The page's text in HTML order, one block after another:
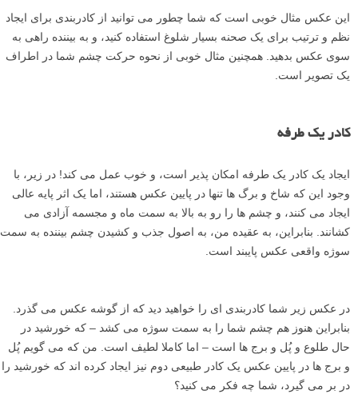
لنزک:عکاس به کمک کادربندی طبیعی می تواند چشم بیننده را به سمت
سوژه اصلی هدایت کند.